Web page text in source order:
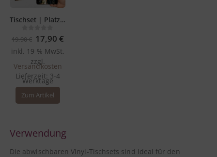
Tischset | Platzset selbst gestalten – 44 x 32 cm aus Premium Vinyl – abwischbar
out of 5
19,90€ Ursprünglicher
Preis
war:
19,90 €
17,90 €Aktueller
ist:
inkl. 19 % MwSt.
zzgl.
Versandkosten
Lieferzeit: 3-4
Werktage
Zum Artikel
Verwendung
Die abwischbaren Vinyl-Tischsets sind ideal für den